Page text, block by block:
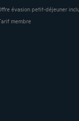
Offre évasion petit-déjeuner
Tarif membre